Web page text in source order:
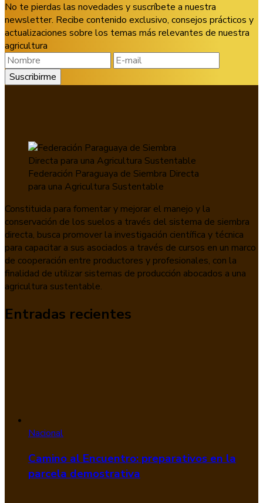
No te pierdas las novedades y suscríbete a nuestra
newsletter. Recibe contenido exclusivo, consejos prácticos y
actualizaciones sobre los temas más relevantes de nuestra
agricultura
Federación Paraguaya de Siembra Directa
para una Agricultura Sustentable
Constituida para fomentar y mejorar el manejo y la
conservación de los suelos a través del sistema de siembra
directa, busca promover la investigación científica y técnica
para capacitar a sus asociados a través de cursos en un marco
de cooperación entre productores y profesionales, con la
finalidad de utilizar sistemas de producción abocados a una
agricultura sustentable.
Entradas recientes
Nacional
Camino al Encuentro: preparativos en la
parcela demostrativa